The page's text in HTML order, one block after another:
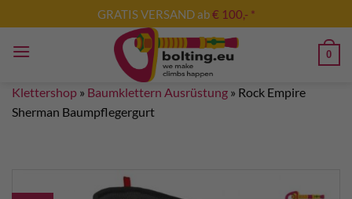
Inhalt
springen
GRATIS VERSAND ab€ 100,- *
0
Klettershop » Baumklettern Ausrüstung » Rock Empire
Sherman Baumpflegergurt